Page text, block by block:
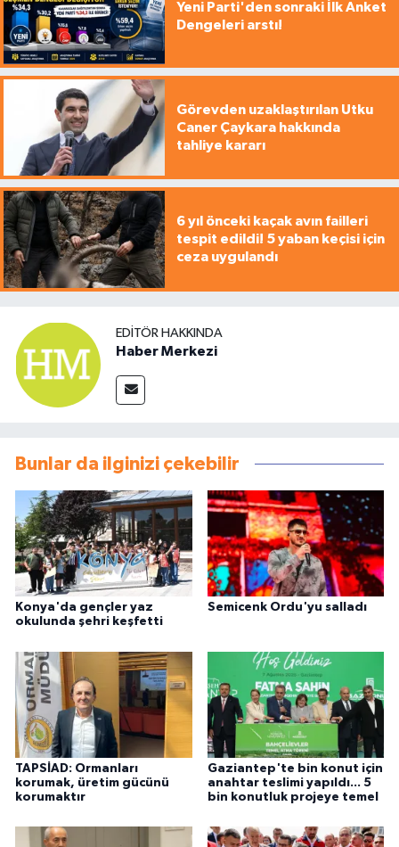
Yeni Parti'den sonraki İlk Anket
Dengeleri arstı!
Görevden uzaklaştırılan Utku
Caner Çaykara hakkında
tahliye kararı
6 yıl önceki kaçak avın failleri
tespit edildi! 5 yaban keçisi için
ceza uygulandı
EDITÖR HAKKINDA
Haber Merkezi
Bunlar da ilginizi çekebilir
Konya'da gençler yaz
okulunda şehri keşfetti
Semicenk Ordu'yu salladı
TAPSİAD: Ormanları
korumak, üretim gücünü
korumaktır
Gaziantep'te bin konut için
anahtar teslimi yapıldı... 5
bin konutluk projeye temel